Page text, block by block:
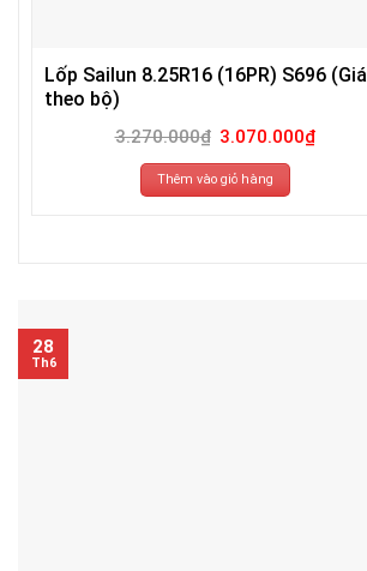
Lốp Sailun 8.25R16 (16PR) S696 (Giá
theo bộ)
3.270.000₫ Giá
gốc
là:
3.270.000₫.
3.070.000₫Giá
Thêm vào giỏ hàng
28
Th6